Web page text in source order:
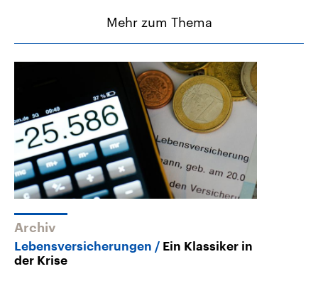
Mehr zum Thema
Archiv
Lebensversicherungen
Ein Klassiker in
der Krise